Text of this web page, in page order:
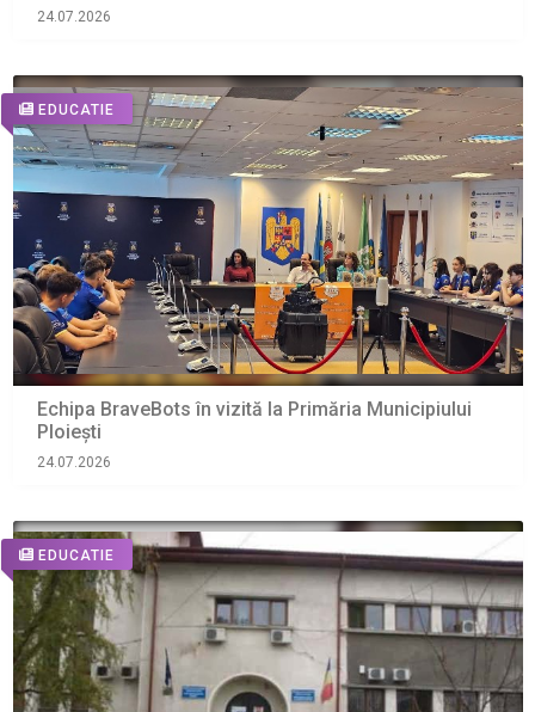
24.07.2026
EDUCATIE
Echipa BraveBots în vizită la Primăria Municipiului
Ploiești
24.07.2026
EDUCATIE